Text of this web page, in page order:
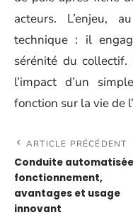
acteurs. L’enjeu,
technique : il
sérénité du collectif.
l’impact d’un
fonction sur la vie de
ARTICLE PRÉCÉDENT
Conduite
fonctionnement,
avantages et usage
innovant